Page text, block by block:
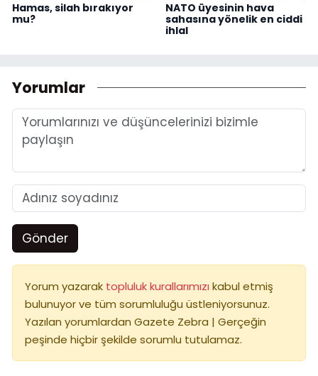
Hamas, silah bırakıyor
mu?
NATO üyesinin hava
sahasına yönelik en ciddi
ihlal
Yorumlar
Gönder
Yorum yazarak topluluk kurallarımızı kabul etmiş
bulunuyor ve tüm sorumluluğu üstleniyorsunuz.
Yazılan yorumlardan Gazete Zebra | Gerçeğin
peşinde hiçbir şekilde sorumlu tutulamaz.